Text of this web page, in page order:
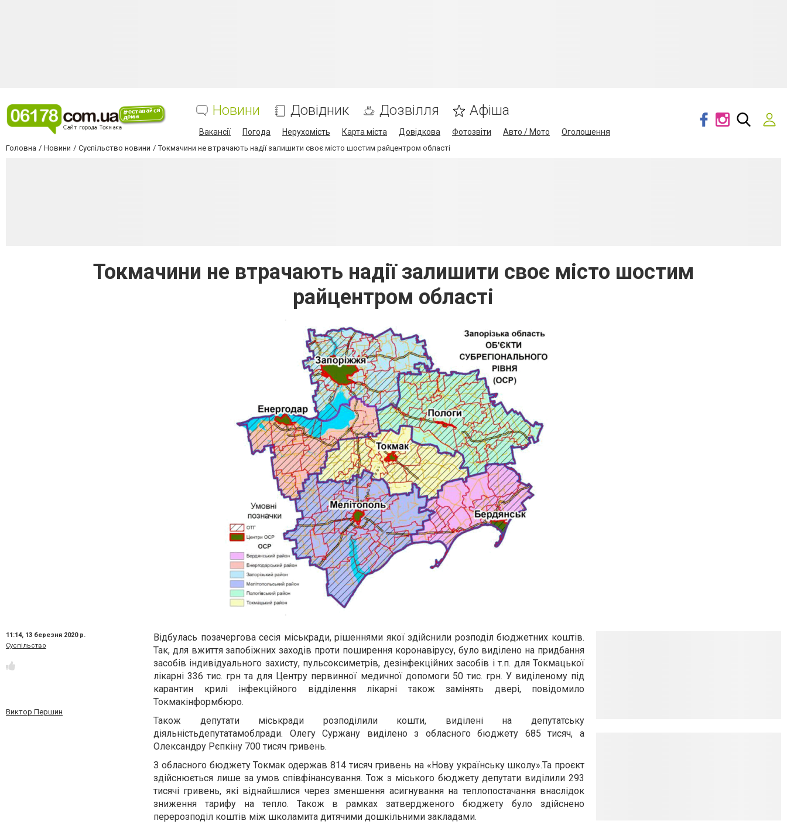
Новини Довідник Дозвілля Афіша
Вакансії Погода Нерухомість Карта міста Довідкова Фотозвіти Авто / Мото Оголошення
Головна Новини Суспільство новини Токмачини не втрачають надії залишити своє місто шостим райцентром області
Токмачини не втрачають надії залишити своє місто шостим
райцентром області
11:14, 13 березня 2020 р.
Суспільство
Виктор Першин
Відбулась позачергова сесія міськради, рішеннями якої здійснили розподіл бюджетних коштів.
Так, для вжиття запобіжних заходів проти поширення коронавірусу, було виділено на придбання
засобів індивідуального захисту, пульсоксиметрів, дезінфекційних засобів і т.п. для Токмацької
лікарні 336 тис. грн та для Центру первинної медичної допомоги 50 тис. грн. У виділеному під
карантин крилі інфекційного відділення лікарні також замінять двері, повідомило
Токмакінформбюро.
Також депутати міськради розподілили кошти, виділені на депутатську
діяльністьдепутатамоблради. Олегу Суржану виділено з обласного бюджету 685 тисяч, а
Олександру Рєпкіну 700 тисяч гривень.
З обласного бюджету Токмак одержав 814 тисяч гривень на «Нову українську школу».Та проєкт
здійснюється лише за умов співфінансування. Тож з міського бюджету депутати виділили 293
тисячі гривень, які віднайшлися через зменшення асигнування на теплопостачання внаслідок
зниження тарифу на тепло. Також в рамках затвердженого бюджету було здійснено
перерозподіл коштів між школамита дитячими дошкільними закладами.